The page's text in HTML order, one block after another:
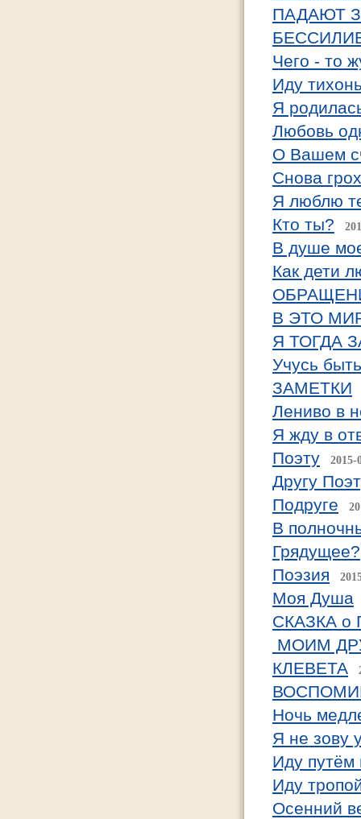
ПАДАЮТ
Чего - то
Иду
Я
Любовь
О Вашем
Снова
Я люблю
Кто ты?
В душе
Как дети
В ЭТО
Я ТОГДА
Учусь
ЗАМЕТКИ
Лениво в
Я жду в
Поэту
2015-
Другу
Подруге
В
Грядущее?
Поэзия
Моя Душа
СКАЗКА
МОИМ
КЛЕВЕТА
Ночь
Я не зову
Иду
Иду
Осенний